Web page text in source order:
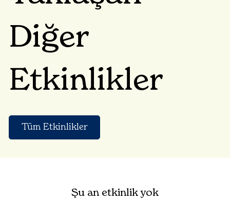
Diğer
Etkinlikler
Tüm Etkinlikler
Şu an etkinlik yok